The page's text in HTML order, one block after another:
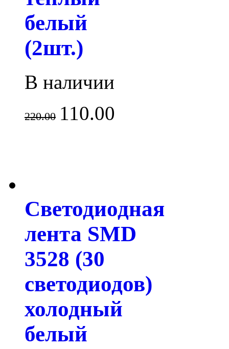
белый
(2шт.)
В наличии
220.00 110.00
Светодиодная
лента SMD
3528 (30
светодиодов)
холодный
белый